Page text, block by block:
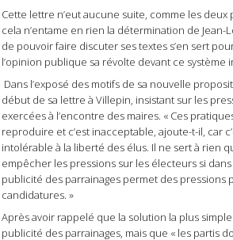
Cette lettre n’eut aucune suite, comme les
cela n’entame en rien la détermination de Jean-
de pouvoir faire discuter ses textes s’en sert
l’opinion publique sa révolte devant ce système
Dans l’exposé des motifs de sa nouvelle
début de sa lettre à Villepin, insistant sur les
exercées à l’encontre des maires. « Ces
reproduire et c’est inacceptable, ajoute-t-il, car
intolérable à la liberté des élus. Il ne sert à rien
empêcher les pressions sur les électeurs si
publicité des parrainages permet des
candidatures. »
Après avoir rappelé que la solution la plus
publicité des parrainages, mais que « les partis